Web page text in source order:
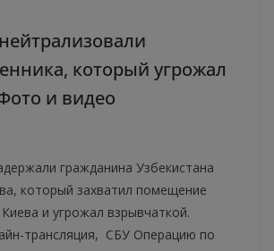
который угрожал
и видео
гражданина Узбекистана
который захватил помещение
и угрожал взрывчаткой.
трансляция, СБУ Операцию по